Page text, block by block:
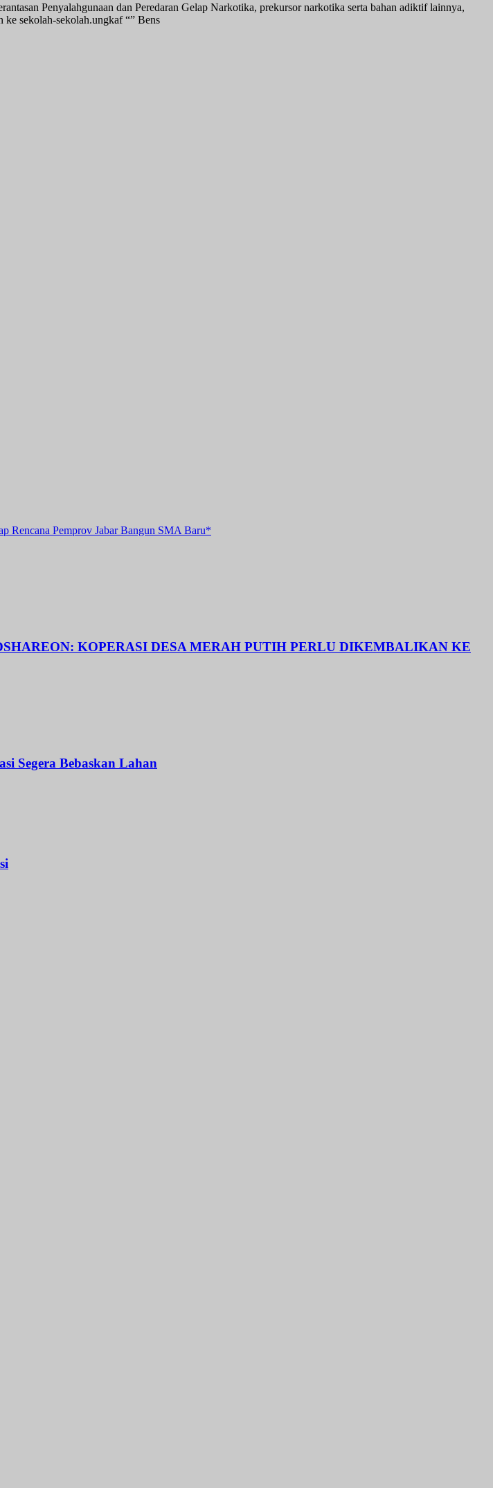
Penyalahgunaan dan Peredaran Gelap Narkotika, prekursor narkotika serta bahan adiktif lainnya,
ke sekolah-sekolah.ungkaf “” Bens
Rencana Pemprov Jabar Bangun SMA Baru*
KOPERASI DESA MERAH PUTIH PERLU DIKEMBALIKAN KE
Segera Bebaskan Lahan